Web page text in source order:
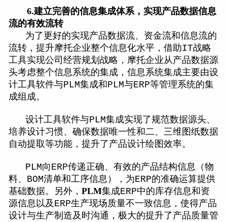
6.建立完善的信息集成体系，实现产品数据信息
流的有效流转
为了更好的实现产品数据流、资金流和信息流的
流转，提升摩托企业整个信息化水平，借助IT战略
工具实现公司经营规划战略，摩托企业从产品数据源
头考虑整个信息系统的集成，信息系统集成主要由设
计工具软件与PLM集成和PLM与ERP等管理系统的集
成组成。
设计工具软件与PLM集成实现了规范数据源头、
培养设计习惯、确保数据唯一性和二、三维图纸数据
自动提取等功能，提升了产品设计绘图效率。
PLM向ERP传递正确、有效的产品结构信息（物
料、BOM清单和工序信息），为ERP的准确运算提供
基础数据。另外， PLM集成ERP中的库存信息和资
源信息以及ERP生产现场质量不一致信息，使得产品
设计与生产制造及时沟通，极大的提升了产品质量管